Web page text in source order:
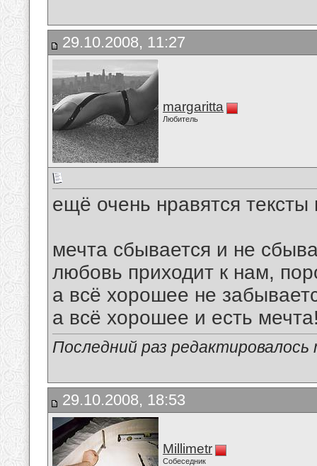
29.10.2008, 11:27
margaritta
Любитель
ещё очень нравятся
мечта сбывается и не
любовь приходит к нам,
а всё хорошее не
а всё хорошее и есть
Последний раз
29.10.2008, 18:53
Millimetr
Собеседник